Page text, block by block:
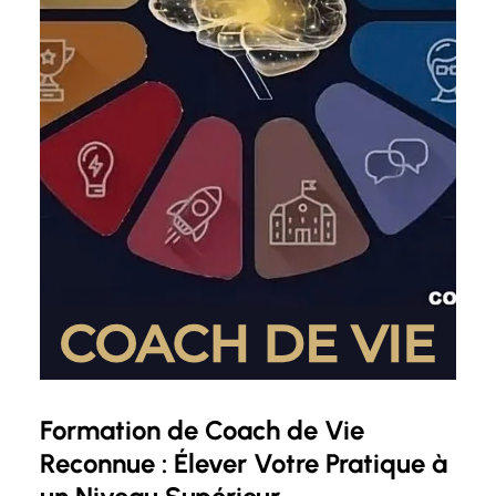
Formation de Coach de Vie
Reconnue : Élever Votre Pratique à